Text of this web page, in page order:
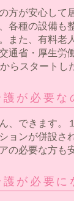
方が安心して
各種の設備も
また、有料老
通省・厚生労
らスタートし
が必要な
、できます。
ョンが併設さ
の必要な方も
が必要に